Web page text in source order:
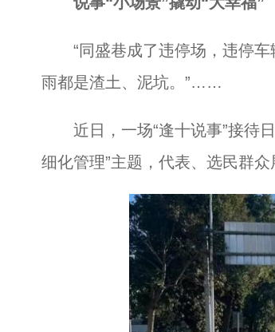
“同盛巷成了违停场，违停车
雨都是渣土、泥坑。”……
近日，一场“逢十说事”接待日
细化管理”主题，代表、选民群众